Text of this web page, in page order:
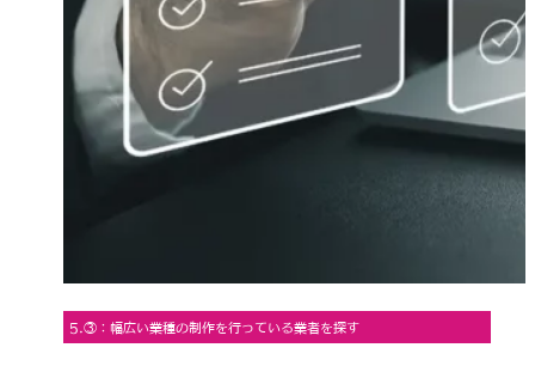
5.③：幅広い業種の制作を行っている業者を探す